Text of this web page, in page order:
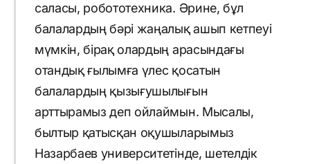
саласы, робототехника. Әрине, бұл
балалардың бәрі жаңалық ашып кетпеуі
мүмкін, бірақ олардың арасындағы
отандық ғылымға үлес қосатын
балалардың қызығушылығын
арттырамыз деп ойлаймын. Мысалы,
былтыр қатысқан оқушыларымыз
Назарбаев университетінде, шетелдік